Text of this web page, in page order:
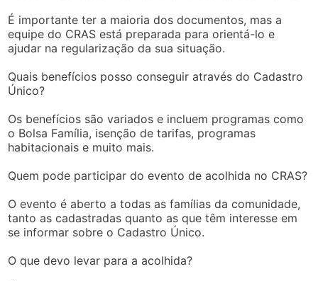
É importante ter a maioria dos documentos, mas a
equipe do CRAS está preparada para orientá-lo e
ajudar na regularização da sua situação.
Quais benefícios posso conseguir através do Cadastro
Único?
Os benefícios são variados e incluem programas como
o Bolsa Família, isenção de tarifas, programas
habitacionais e muito mais.
Quem pode participar do evento de acolhida no CRAS?
O evento é aberto a todas as famílias da comunidade,
tanto as cadastradas quanto as que têm interesse em
se informar sobre o Cadastro Único.
O que devo levar para a acolhida?